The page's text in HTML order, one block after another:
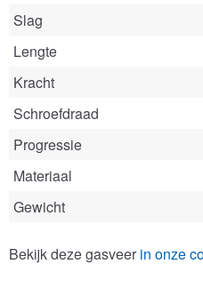
Slag
Lengte
Kracht
Schroefdraad
Progressie
Materiaal
Gewicht
Bekijk deze gasveer in onze